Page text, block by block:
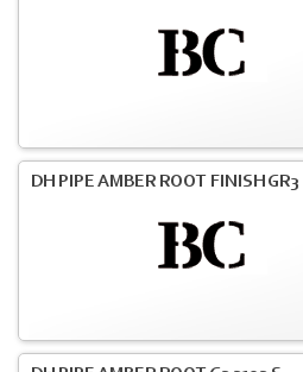
DH PIPE AMBER ROOT FINISH GR3